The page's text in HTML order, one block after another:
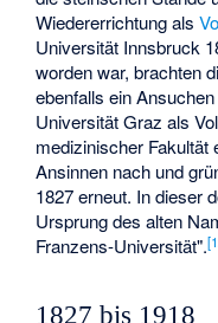
Wiedererrichtung als
Universität Innsbruck
worden war, brachten
ebenfalls ein
Universität Graz als
medizinischer Fakultät
Ansinnen nach und
1827 erneut. In dieser
Ursprung des alten
Franzens-Universität".[
1827 bis 1918